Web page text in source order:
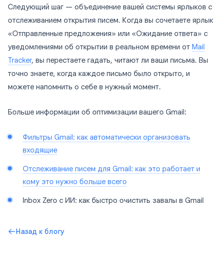
Следующий шаг — объединение вашей системы ярлыков с
отслеживанием открытия писем. Когда вы сочетаете ярлык
«Отправленные предложения» или «Ожидание ответа» с
уведомлениями об открытии в реальном времени от Mail
Tracker, вы перестаете гадать, читают ли ваши письма. Вы
точно знаете, когда каждое письмо было открыто, и
можете напомнить о себе в нужный момент.
Больше информации об оптимизации вашего Gmail:
Фильтры Gmail: как автоматически организовать
входящие
Отслеживание писем для Gmail: как это работает и
кому это нужно больше всего
Inbox Zero с ИИ: как быстро очистить завалы в Gmail
Назад к блогу